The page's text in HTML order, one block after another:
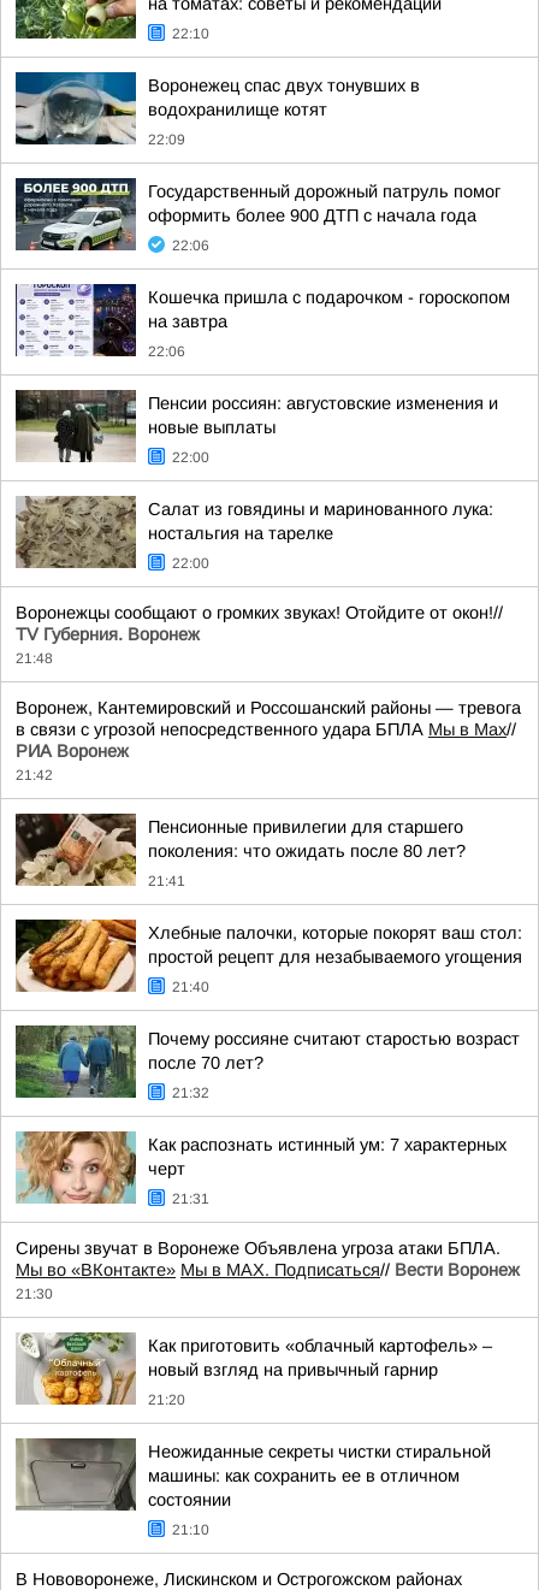
22:10
Воронежец спас двух тонувших в
водохранилище котят
22:09
Государственный дорожный патруль помог
оформить более 900 ДТП с начала года
22:06
Кошечка пришла с подарочком - гороскопом
на завтра
22:06
Пенсии россиян: августовские изменения и
новые выплаты
22:00
Салат из говядины и маринованного лука:
ностальгия на тарелке
22:00
Воронежцы сообщают о громких звуках! Отойдите от окон!//
TV Губерния. Воронеж
21:48
Воронеж, Кантемировский и Россошанский районы — тревога
в связи с угрозой непосредственного удара БПЛА Мы в Мах//
РИА Воронеж
21:42
Пенсионные привилегии для старшего
поколения: что ожидать после 80 лет?
21:41
Хлебные палочки, которые покорят ваш стол:
простой рецепт для незабываемого угощения
21:40
Почему россияне считают старостью возраст
после 70 лет?
21:32
Как распознать истинный ум: 7 характерных
черт
21:31
Сирены звучат в Воронеже Объявлена угроза атаки БПЛА.
Мы во «ВКонтакте» Мы в MAX. Подписаться// Вести Воронеж
21:30
Как приготовить «облачный картофель» –
новый взгляд на привычный гарнир
21:20
Неожиданные секреты чистки стиральной
машины: как сохранить ее в отличном
состоянии
21:10
В Нововоронеже, Лискинском и Острогожском районах